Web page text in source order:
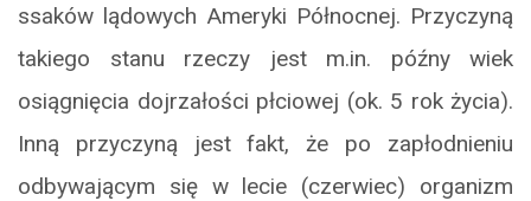
ssaków lądowych Ameryki Północnej. Przyczyną
takiego stanu rzeczy jest m.in. późny wiek
osiągnięcia dojrzałości płciowej (ok. 5 rok życia).
Inną przyczyną jest fakt, że po zapłodnieniu
odbywającym się w lecie (czerwiec) organizm